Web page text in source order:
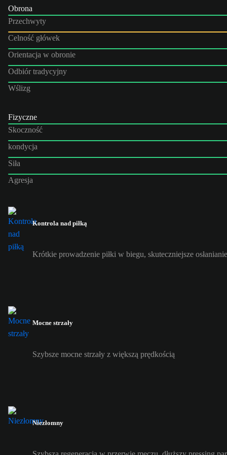
Obrona
Przechwyty
Celność główek
Orientacja w obronie
Odbiór tradycyjny
Wślizg
Fizyczne
Skoczność
kondycja
Siła
Agresja
Kontrola nad piłką
Krótkie prowadzenie piłki w biegu, skuteczniejsze
Mocne strzały
Szybsze mocne strzały z większą prędkością
Niezłomny